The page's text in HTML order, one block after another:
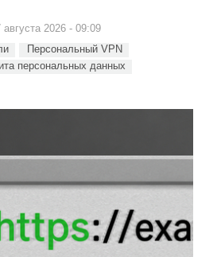
2026 - 09:09
Персональный VPN
персональных данных